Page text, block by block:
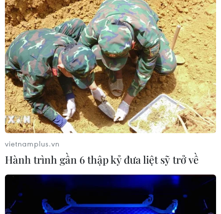
văn
06/08/2026 02:49
Thủ tướng Lê Minh Hưng
phát động hưởng ứng ngày An ninh
mạng Việt Nam
06/08/2026 02:39
Xem thêm
CƠ QUAN CHỦ QUẢN: THÔNG TẤN XÃ VIỆT NAM
vietnamplus.vn
Hành trình gần 6 thập kỷ đưa liệt sỹ trở về